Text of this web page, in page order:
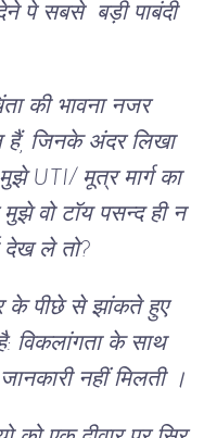
पे सबसे बड़ी पाबंदी
की भावना नजर
हैं, जिनके अंदर लिखा
UTI/ मूत्र मार्ग का
वो टॉय पसन्द ही न
देख ले तो?
के पीछे से झांकते हुए
विकलांगता के साथ
नहीं मिलती ।